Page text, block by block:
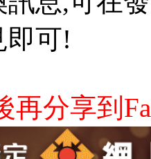
即可!
再分享到